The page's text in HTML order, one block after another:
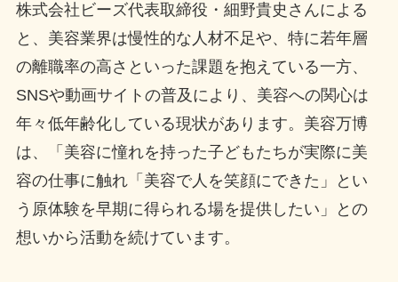
株式会社ビーズ代表取締役・細野貴史さんによる
と、美容業界は慢性的な人材不足や、特に若年層
の離職率の高さといった課題を抱えている一方、
SNSや動画サイトの普及により、美容への関心は
年々低年齢化している現状があります。美容万博
は、「美容に憧れを持った子どもたちが実際に美
容の仕事に触れ「美容で人を笑顔にできた」とい
う原体験を早期に得られる場を提供したい」との
想いから活動を続けています。